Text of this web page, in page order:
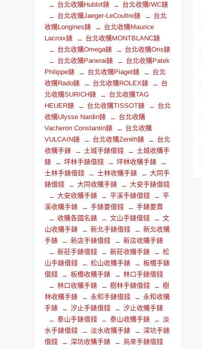
台北收購Hublot錶
台北收購IWC錶
台北收購Jaeger-LeCoultre錶
台北
收購Longines錶
台北收購Maurice
Lacroix錶
台北收購MONTBLANC錶
台北收購Omega錶
台北收購Oris錶
台北收購Panerai錶
台北收購Patek
Philippe錶
台北收購Piaget錶
台北
收購Rado錶
台北收購ROLEX錶
台
北收購SURICH錶
台北收購TAG
HEUER錶
台北收購TISSOT錶
台北
收購Ulysse Nardin錶
台北收購
Vacheron Constantin錶
台北收購
VULCAIN錶
台北收購Zenith錶
台北
收購手錶
土城手錶借錢
土城收購手
錶
坪林手錶借錢
坪林收購手錶
士林手錶借錢
士林收購手錶
大同手
錶借錢
大同收購手錶
大安手錶借錢
大安收購手錶
平溪手錶借錢
平
溪收購手錶
手錶要借錢
手錶要賣
收購各國名錶
文山手錶借錢
文
山收購手錶
新北手錶借錢
新北收購
手錶
新店手錶借錢
新店收購手錶
新莊手錶借錢
新莊收購手錶
松
山手錶借錢
松山收購手錶
板橋手錶
借錢
板橋收購手錶
林口手錶借錢
林口收購手錶
樹林手錶借錢
樹
林收購手錶
永和手錶借錢
永和收購
手錶
汐止手錶借錢
汐止收購手錶
泰山手錶借錢
泰山收購手錶
淡
水手錶借錢
淡水收購手錶
深坑手錶
借錢
深坑收購手錶 烏來手錶借錢